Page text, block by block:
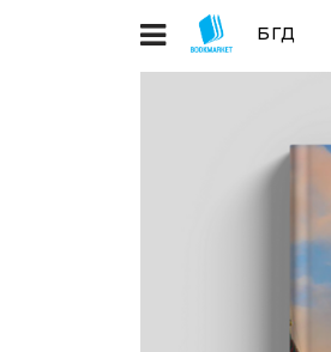
БҮГД